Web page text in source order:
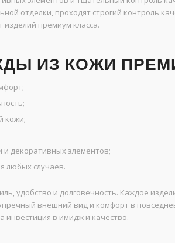
отделки, проходят строгий контроль
премиум класса.
ИЗ КОЖИ
кожи;
декоративных элементов;
любых случаев.
удобство и долговечность. Каждое
внешний вид и комфорт в
инвестиция в имидж и качество.